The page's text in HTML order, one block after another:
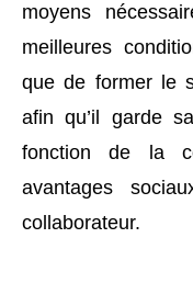
moyens
meilleures
que de former le
afin qu’il garde
fonction de la
avantages
collaborateur.